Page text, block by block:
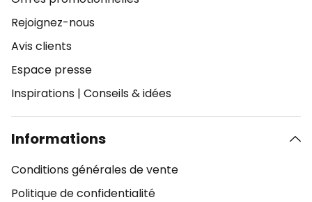
Rejoignez-nous
Avis clients
Espace presse
Inspirations | Conseils & idées
Informations
Conditions générales de vente
Politique de confidentialité